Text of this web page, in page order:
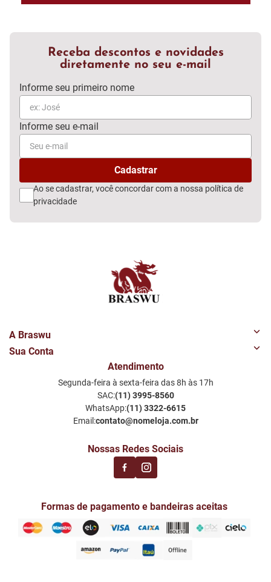
Receba descontos e novidades
diretamente no seu e-mail
Ao se cadastrar, você concordar com a nossa política de
privacidade
A Braswu
Quem Somos
Perguntas Frequentes
Política de Privacidade LGPD
Sua Conta
Meus Favoritos
Notificações por email
Atendimento
Segunda-feira à sexta-feira das 8h às 17h
SAC:(11) 3995-8560
WhatsApp:(11) 3322-6615
Email:contato@nomeloja.com.br
Nossas Redes Sociais
Formas de pagamento e bandeiras aceitas